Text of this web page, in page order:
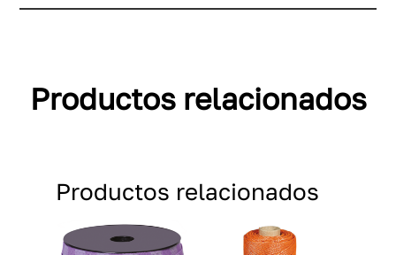
Productos relacionados
Productos relacionados